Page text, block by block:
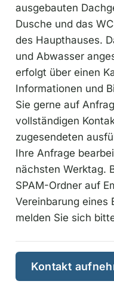
ausgebauten
Dusche und das
des Haupthauses.
und Abwasser
erfolgt über einen
Informationen und
Sie gerne auf
vollständigen
zugesendeten
Ihre Anfrage
nächsten Werktag.
SPAM-Ordner auf
Vereinbarung eines
melden Sie sich
Kontakt